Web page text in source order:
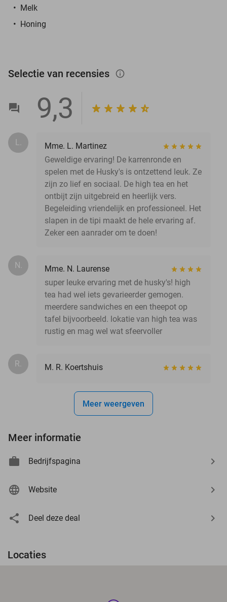
Melk
Honing
Selectie van recensies info_outlined
9,3
L.
Mme. L. Martinez
Geweldige ervaring! De karrenronde en
spelen met de Husky's is ontzettend leuk. Ze
zijn zo lief en sociaal. De high tea en het
ontbijt zijn uitgebreid en heerlijk vers.
Begeleiding vriendelijk en professioneel. Het
slapen in de tipi maakt de hele ervaring af.
Zeker een aanrader om te doen!
N.
Mme. N. Laurense
super leuke ervaring met de husky's! high
tea had wel iets gevarieerder gemogen.
meerdere sandwiches en een theepot op
tafel bijvoorbeeld. lokatie van high tea was
rustig en mag wel wat sfeervoller
R. M. R. Koertshuis
Meer weergeven
Meer informatie
Bedrijfspagina
Website
Deel deze deal
Locaties